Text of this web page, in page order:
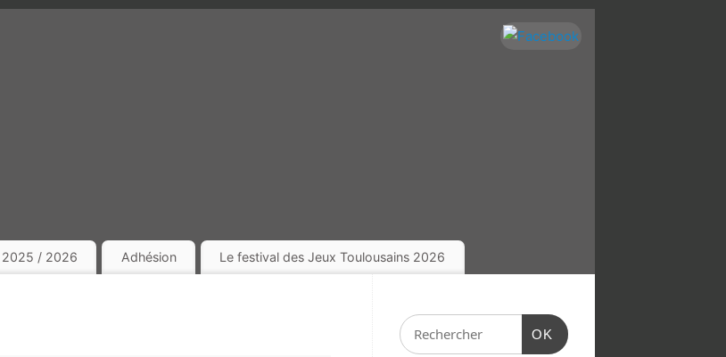
2025 / 2026 Adhésion Le festival des Jeux Toulousains 2026
OK